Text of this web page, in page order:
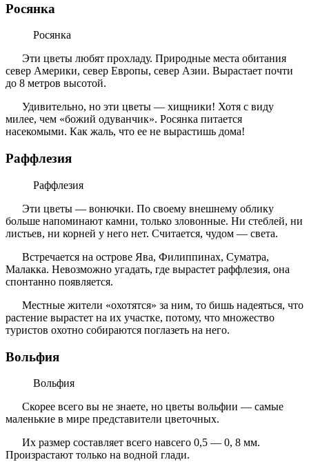
Росянка
Росянка
Эти цветы любят прохладу. Природные места обитания
север Америки, север Европы, север Азии. Вырастает почти
до 8 метров высотой.
Удивительно, но эти цветы — хищники! Хотя с виду
милее, чем «божий одуванчик». Росянка питается
насекомыми. Как жаль, что ее не вырастишь дома!
Раффлезия
Раффлезия
Эти цветы — вонючки. По своему внешнему облику
больше напоминают камни, только зловонные. Ни стеблей, ни
листьев, ни корней у него нет. Считается, чудом — света.
Встречается на острове Ява, Филиппинах, Суматра,
Малакка. Невозможно угадать, где вырастет раффлезия, она
спонтанно появляется.
Местные жители «охотятся» за ним, то бишь надеяться, что
растение вырастет на их участке, потому, что множество
туристов охотно собираются поглазеть на него.
Вольфия
Вольфия
Скорее всего вы не знаете, но цветы вольфии — самые
маленькие в мире представители цветочных.
Их размер составляет всего навсего 0,5 — 0, 8 мм.
Произрастают только на водной глади.